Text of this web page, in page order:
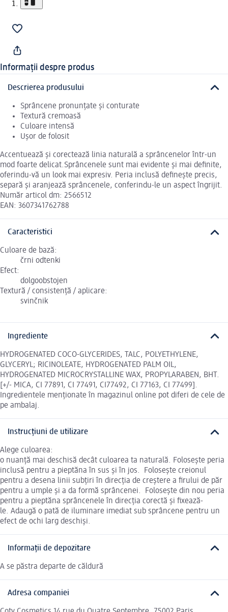
Informații despre produs
Descrierea produsului
Sprâncene pronunțate și conturate
Textură cremoasă
Culoare intensă
Ușor de folosit
Accentuează și corectează linia naturală a sprâncenelor într-un
mod foarte delicat.Sprâncenele sunt mai evidente și mai definite,
oferindu-vă un look mai expresiv. Peria inclusă definește precis,
separă și aranjează sprâncenele, conferindu-le un aspect îngrijit.
Număr articol dm: 2566512
EAN: 3607341762788
Caracteristici
Culoare de bază:
črni odtenki
Efect:
dolgoobstojen
Textură / consistență / aplicare:
svinčnik
Ingrediente
HYDROGENATED COCO-GLYCERIDES, TALC, POLYETHYLENE,
GLYCERYL; RICINOLEATE, HYDROGENATED PALM OIL,
HYDROGENATED MICROCRYSTALLINE WAX, PROPYLARABEN, BHT.
[+/- MICA, CI 77891, CI 77491, CI77492, CI 77163, CI 77499].
Ingredientele menționate în magazinul online pot diferi de cele de
pe ambalaj.
Instrucțiuni de utilizare
Alege culoarea:
o nuanță mai deschisă decât culoarea ta naturală. Folosește peria
inclusă pentru a pieptăna în sus și în jos. Folosește creionul
pentru a desena linii subțiri în direcția de creștere a firului de păr
pentru a umple și a da formă sprâncenei. Folosește din nou peria
pentru a pieptăna sprâncenele în direcția corectă și fixează-
le. Adaugă o pată de iluminare imediat sub sprâncene pentru un
efect de ochi larg deschiși.
Informații de depozitare
A se păstra departe de căldură
Adresa companiei